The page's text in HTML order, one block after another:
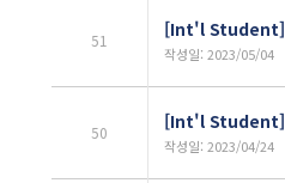
51 [Int'l Student]
작성일: 2023/05/04
50 [Int'l Student]
작성일: 2023/04/24